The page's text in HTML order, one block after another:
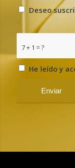
Deseo
*
7 + 1 = ?
He leído y